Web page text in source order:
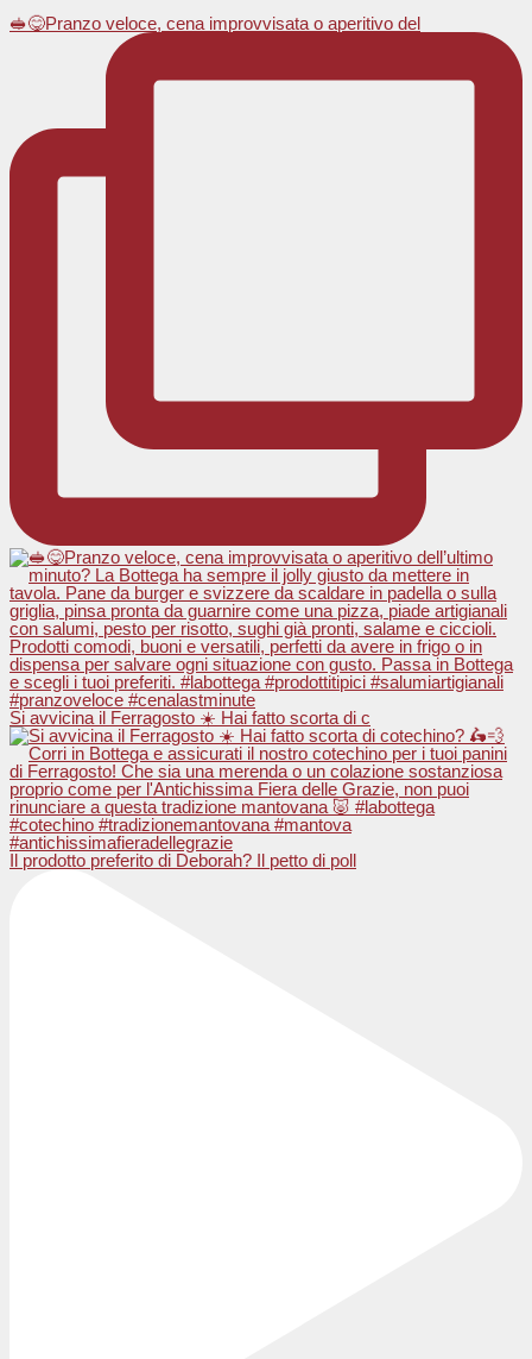
🥪😋Pranzo veloce, cena improvvisata o aperitivo del
Si avvicina il Ferragosto ☀️ Hai fatto scorta di c
Il prodotto preferito di Deborah? Il petto di poll